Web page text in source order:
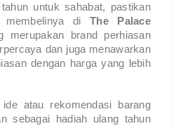
untuk sahabat, pastikan
membelinya di The Palace
merupakan brand perhiasan
dan juga menawarkan
dengan harga yang lebih
ide atau rekomendasi barang
sebagai hadiah ulang tahun